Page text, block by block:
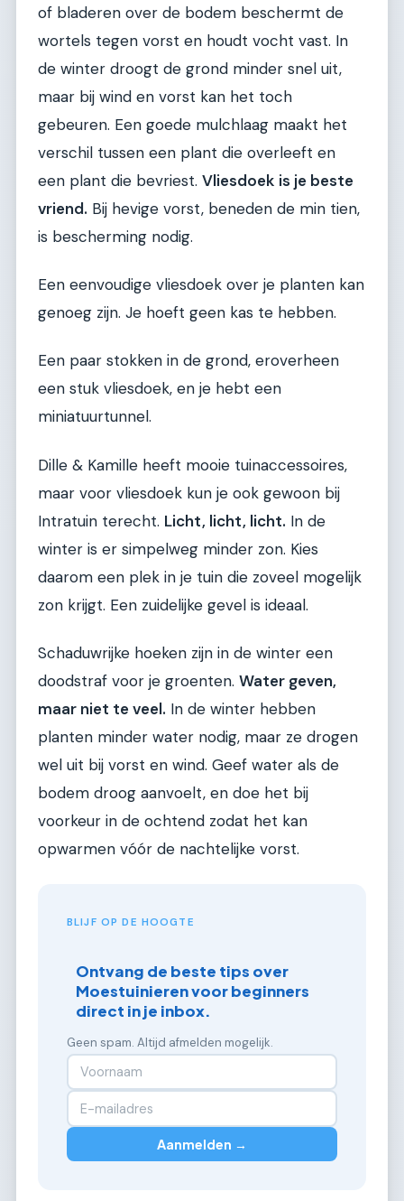
of bladeren over de bodem beschermt de
wortels tegen vorst en houdt vocht vast. In
de winter droogt de grond minder snel uit,
maar bij wind en vorst kan het toch
gebeuren. Een goede mulchlaag maakt het
verschil tussen een plant die overleeft en
een plant die bevriest. Vliesdoek is je beste
vriend. Bij hevige vorst, beneden de min tien,
is bescherming nodig.
Een eenvoudige vliesdoek over je planten kan
genoeg zijn. Je hoeft geen kas te hebben.
Een paar stokken in de grond, eroverheen
een stuk vliesdoek, en je hebt een
miniatuurtunnel.
Dille & Kamille heeft mooie tuinaccessoires,
maar voor vliesdoek kun je ook gewoon bij
Intratuin terecht. Licht, licht, licht. In de
winter is er simpelweg minder zon. Kies
daarom een plek in je tuin die zoveel mogelijk
zon krijgt. Een zuidelijke gevel is ideaal.
Schaduwrijke hoeken zijn in de winter een
doodstraf voor je groenten. Water geven,
maar niet te veel. In de winter hebben
planten minder water nodig, maar ze drogen
wel uit bij vorst en wind. Geef water als de
bodem droog aanvoelt, en doe het bij
voorkeur in de ochtend zodat het kan
opwarmen vóór de nachtelijke vorst.
BLIJF OP DE HOOGTE
Ontvang de beste tips over
Moestuinieren voor beginners
direct in je inbox.
Geen spam. Altijd afmelden mogelijk.
Aanmelden →